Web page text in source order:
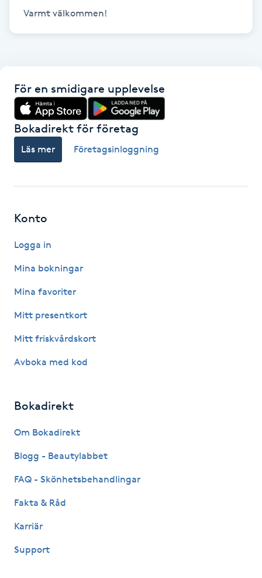
Idrottsmassage
IR-massage
Japansk massage
Kemisk peeling
Keratinbehandling
Kinesisk medicin
Klangmassage
Klippning
Klippning ungdom
Varmt välkommen!
För en smidigare upplevelse
Bokadirekt för företag
Läs mer Företagsinloggning
Konto
Logga in
Mina bokningar
Mina favoriter
Mitt presentkort
Mitt friskvårdskort
Avboka med kod
Bokadirekt
Om Bokadirekt
Blogg - Beautylabbet
FAQ - Skönhetsbehandlingar
Fakta & Råd
Karriär
Support